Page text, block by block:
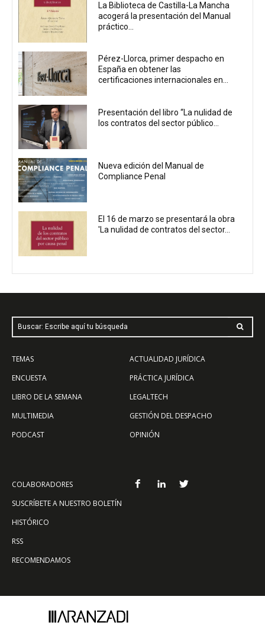
La Biblioteca de Castilla-La Mancha
acogerá la presentación del Manual
práctico...
Pérez-Llorca, primer despacho en
España en obtener las
certificaciones internacionales en...
Presentación del libro “La nulidad de
los contratos del sector público...
Nueva edición del Manual de
Compliance Penal
El 16 de marzo se presentará la obra
'La nulidad de contratos del sector...
Buscar: Escribe aquí tu búsqueda
TEMAS
ENCUESTA
LIBRO DE LA SEMANA
MULTIMEDIA
PODCAST
ACTUALIDAD JURÍDICA
PRÁCTICA JURÍDICA
LEGALTECH
GESTIÓN DEL DESPACHO
OPINIÓN
COLABORADORES
SUSCRÍBETE A NUESTRO BOLETÍN
HISTÓRICO
RSS
RECOMENDAMOS